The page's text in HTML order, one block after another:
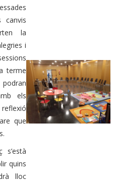
canvis
la
i
terme
els
que
quins
lloc